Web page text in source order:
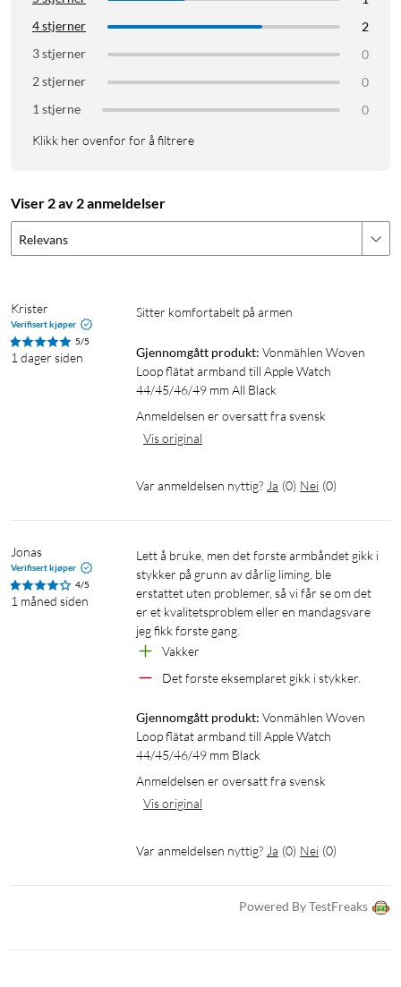
Låstype: Trinnløst justerbar spenne
Passer til: Apple Watch 44, 45, 46 og 49 mm
Håndleddsomkrets: 12,5–23,6 cm
Svette- og vannbestandig: Ja
I pakken
1 × Vonmählen Woven Loop-rem
4 stjerner
2
3 stjerner
0
2 stjerner
0
1 stjerne
0
Klikk her ovenfor for å filtrere
Viser 2 av 2 anmeldelser
Relevans
Krister
Verifisert kjøper
5/5
1 dager siden
Sitter komfortabelt på armen
Gjennomgått produkt: Vonmählen Woven
Loop flätat armband till Apple Watch
44/45/46/49 mm All Black
Anmeldelsen er oversatt fra svensk
Vis original
Var anmeldelsen nyttig? Ja (0) Nei (0)
Jonas
Verifisert kjøper
4/5
1 måned siden
Lett å bruke, men det første armbåndet gikk i
stykker på grunn av dårlig liming, ble
erstattet uten problemer, så vi får se om det
er et kvalitetsproblem eller en mandagsvare
jeg fikk første gang.
Vakker
Det første eksemplaret gikk i stykker.
Gjennomgått produkt: Vonmählen Woven
Loop flätat armband till Apple Watch
44/45/46/49 mm Black
Anmeldelsen er oversatt fra svensk
Vis original
Var anmeldelsen nyttig? Ja (0) Nei (0)
Powered By TestFreaks